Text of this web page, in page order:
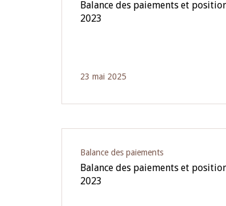
Balance des paiements et
2023
23 mai 2025
Balance des paiements
Balance des paiements et
2023